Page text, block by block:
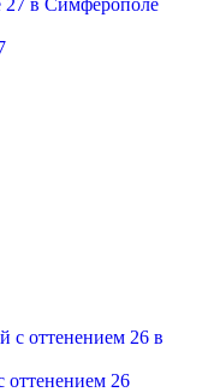
оттенением 26